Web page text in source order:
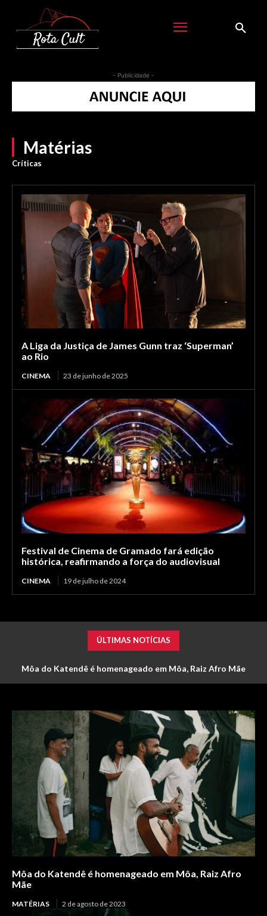
- Publicidade -
Matérias
Críticas
A Liga da Justiça de James Gunn traz ‘Superman’
ao Rio
CINEMA 23 de junho de 2025
Festival de Cinema de Gramado fará edição
histórica, reafirmando a força do audiovisual
CINEMA 19 de julho de 2024
ÚLTIMAS NOTÍCIAS
Môa do Katendê é homenageado em Môa, Raiz Afro Mãe
A Mulher Rei: Viola Davis incorpora guerreira do Reino de
Môa do Katendê é homenageado em Môa, Raiz Afro
Mãe
MATÉRIAS 2 de agosto de 2023